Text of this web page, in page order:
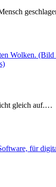
gleich auf.…